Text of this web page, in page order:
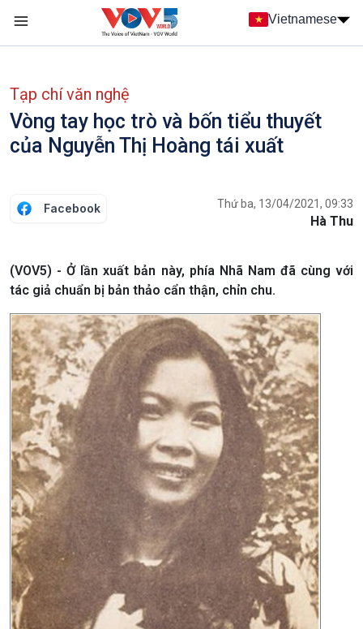
Nhảy đến nội dung
Vietnamese
Tạp chí văn nghệ
Vòng tay học trò và bốn tiểu thuyết
của Nguyễn Thị Hoàng tái xuất
Facebook Thứ ba, 13/04/2021, 09:33
Hà Thu
(VOV5) - Ở lần xuất bản này, phía Nhã Nam đã cùng với
tác giả chuẩn bị bản thảo cẩn thận, chỉn chu.